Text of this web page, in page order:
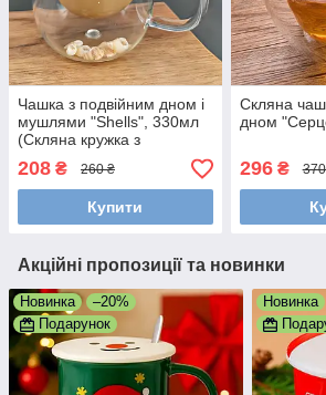
Чашка з подвійним дном і
мушлями "Shells", 330мл
(Скляна кружка з
208 ₴ 260 ₴
Купити
Скляна
дном
296₴
Акційні пропозиції та новинки
Новинка
–20%
Подарунок
Новинка